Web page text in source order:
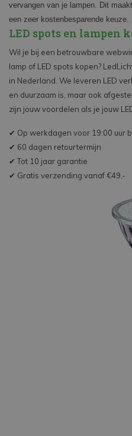
vervangen van je lampen. Dit
een zeer kostenbesparende keuze.
LED spots en lampen
Wil je bij een betrouwbare
lamp of LED spots kopen?
in Nederland. We leveren LED
en duurzaam is, maar ook
zijn jouw voordelen als je jouw
✔ Op werkdagen voor 19:00 uur
✔ 60 dagen retourtermijn
✔ Tot 10 jaar garantie
✔ Gratis verzending vanaf €49,-